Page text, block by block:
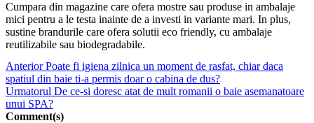
Cumpara din magazine care ofera mostre sau produse in ambalaje
mici pentru a le testa inainte de a investi in variante mari. In plus,
sustine brandurile care ofera solutii eco friendly, cu ambalaje
reutilizabile sau biodegradabile.
Anterior Poate fi igiena zilnica un moment de rasfat, chiar daca
spatiul din baie ti-a permis doar o cabina de dus?
Urmatorul De ce-si doresc atat de mult romanii o baie asemanatoare
unui SPA?
Comment(s)